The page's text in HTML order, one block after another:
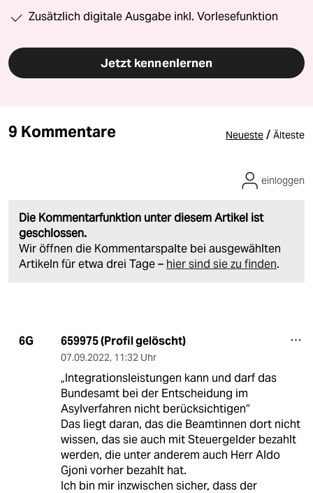
Zusätzlich digitale Ausgabe inkl. Vorlesefunktion
Jetzt kennenlernen
9 Kommentare Neueste / Älteste
Die Kommentarfunktion unter diesem Artikel ist
geschlossen.
Wir öffnen die Kommentarspalte bei ausgewählten
Artikeln für etwa drei Tage – hier sind sie zu finden.
einloggen
6G 659975 (Profil gelöscht)
07.09.2022, 11:32 Uhr
„Integrationsleistungen kann und darf das
Bundesamt bei der Entscheidung im
Asylverfahren nicht berücksichtigen“
Das liegt daran, das die Beamtinnen dort nicht
wissen, das sie auch mit Steuergelder bezahlt
werden, die unter anderem auch Herr Aldo
Gjoni vorher bezahlt hat.
Ich bin mir inzwischen sicher, dass der